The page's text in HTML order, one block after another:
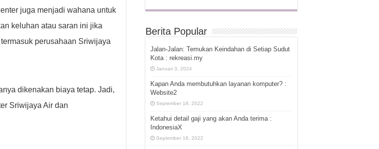
juga menjadi wahana untuk
keluhan atau saran ini jika
perusahaan Sriwijaya
dikenakan biaya tetap. Jadi,
Sriwijaya Air dan
Berita Popular
Jalan-Jalan: Temukan Keindahan di Setiap Sudut
Kota : rekreasi.my
Januari 3, 2024
Kapan Anda membutuhkan layanan komputer? :
Website2
September 18, 2022
Ketahui detail gaji yang akan Anda terima :
IndonesiaX
September 18, 2022